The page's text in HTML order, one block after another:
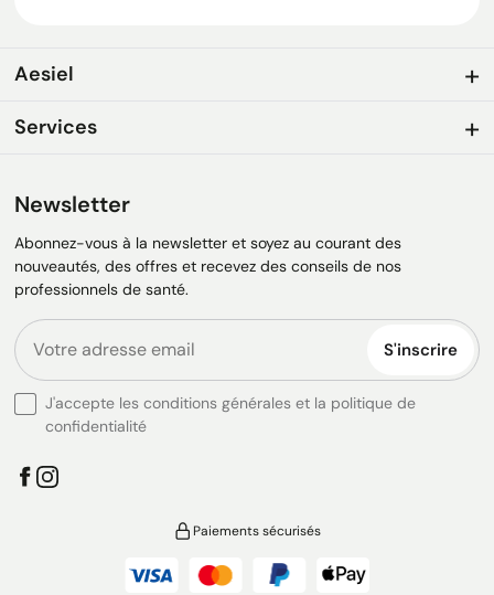
Aesiel
Services
Newsletter
Abonnez-vous à la newsletter et soyez au courant des
nouveautés, des offres et recevez des conseils de nos
professionnels de santé.
S'inscrire
J'accepte les conditions générales et la politique de
confidentialité
Paiements sécurisés